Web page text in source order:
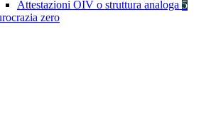
Attestazioni OIV o struttura analoga 5
zero